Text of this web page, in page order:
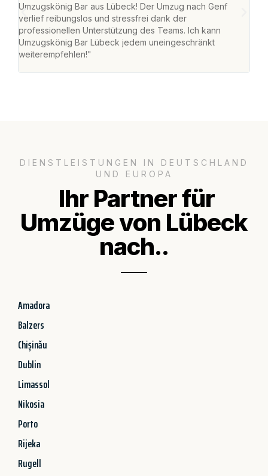
Umzugskönig Bar aus Lübeck! Der Umzug nach Genf
verlief reibungslos und stressfrei dank der
professionellen Unterstützung des Teams. Ich kann
Umzugskönig Bar Lübeck jedem uneingeschränkt
weiterempfehlen!"
DIENSTLEISTUNGEN IN DEUTSCHLAND
UND EUROPA
Ihr Partner für
Umzüge von Lübeck
nach..
Amadora
Balzers
Chișinău
Dublin
Limassol
Nikosia
Porto
Rijeka
Rugell